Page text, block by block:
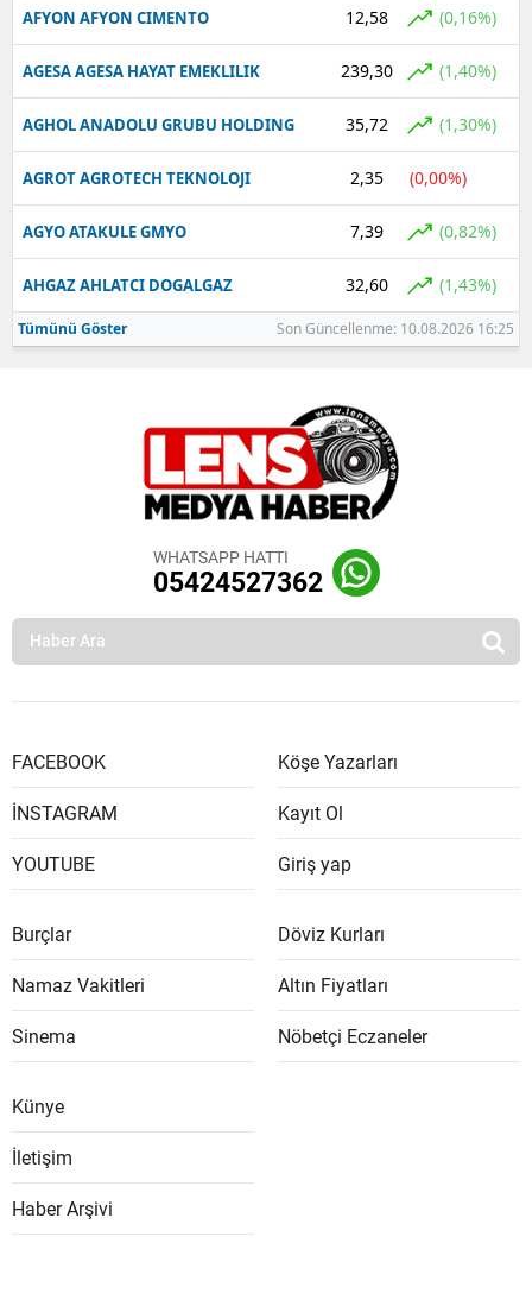
AFYON AFYON CIMENTO 12,58 (0,16%)
AGESA AGESA HAYAT EMEKLILIK 239,30 (1,40%)
AGHOL ANADOLU GRUBU HOLDING 35,72 (1,30%)
AGROT AGROTECH TEKNOLOJI 2,35 (0,00%)
AGYO ATAKULE GMYO 7,39 (0,82%)
AHGAZ AHLATCI DOGALGAZ 32,60 (1,43%)
Tümünü Göster Son Güncellenme: 10.08.2026 16:25
WHATSAPP HATTI
05424527362
FACEBOOK
İNSTAGRAM
YOUTUBE
Köşe Yazarları
Kayıt Ol
Giriş yap
Burçlar
Namaz Vakitleri
Sinema
Döviz Kurları
Altın Fiyatları
Nöbetçi Eczaneler
Künye
İletişim
Haber Arşivi